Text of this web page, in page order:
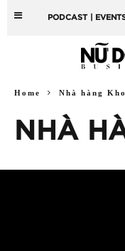
PODCAST |
Home Nhà hàng
NHÀ